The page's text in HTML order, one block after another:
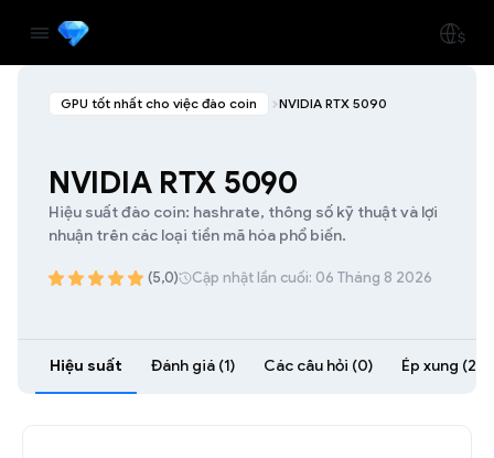
GPU tốt nhất cho việc đào coin NVIDIA RTX 5090
NVIDIA RTX 5090
Hiệu suất đào coin: hashrate, thông số kỹ thuật và lợi
nhuận trên các loại tiền mã hóa phổ biến.
(5,0) Cập nhật lần cuối: 06 Tháng 8 2026
Hiệu suất Đánh giá (1) Các câu hỏi (0) Ép xung (2)